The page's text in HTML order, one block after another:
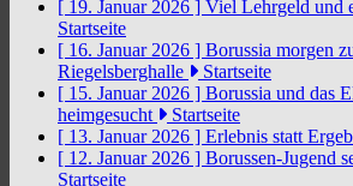
[ 19. Januar 2026 ] Viel Lehrgeld und
Startseite
[ 16. Januar 2026 ] Borussia morgen
Riegelsberghalle
Startseite
[ 15. Januar 2026 ] Borussia und das
heimgesucht
Startseite
[ 13. Januar 2026 ] Erlebnis statt
[ 12. Januar 2026 ] Borussen-Jugend
Startseite